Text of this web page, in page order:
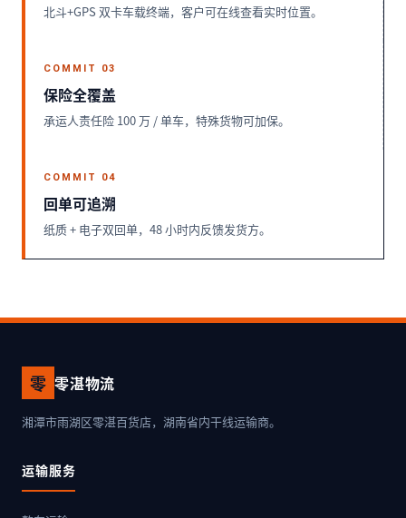
北斗+GPS 双卡车载终端，客户可在线查看实时位置。
COMMIT 03
保险全覆盖
承运人责任险 100 万 / 单车，特殊货物可加保。
COMMIT 04
回单可追溯
纸质 + 电子双回单，48 小时内反馈发货方。
零 零湛物流
湘潭市雨湖区零湛百货店，湖南省内干线运输商。
运输服务